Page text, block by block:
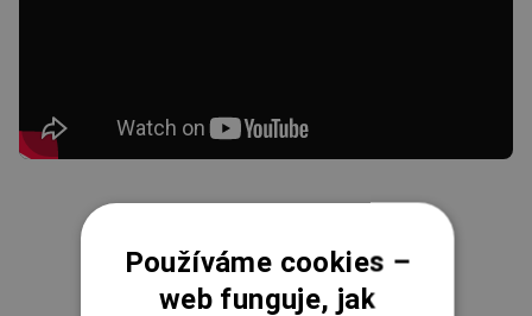
Používáme cookies –
web funguje, jak